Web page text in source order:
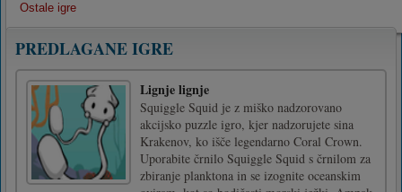
Ostale igre
PREDLAGANE IGRE
Lignje lignje
Squiggle Squid je z miško nadzorovano
akcijsko puzzle igro, kjer nadzorujete sina
Krakenov, ko išče legendarno Coral Crown.
Uporabite črnilo Squiggle Squid s črnilom za
zbiranje planktona in se izognite oceanskim